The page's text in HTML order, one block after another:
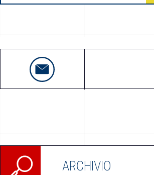
ARCHIVIO